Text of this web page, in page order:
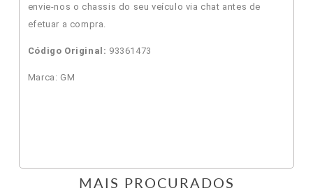
envie-nos o chassis do seu veículo via chat antes de
efetuar a compra.
Código Original: 93361473
Marca: GM
MAIS PROCURADOS